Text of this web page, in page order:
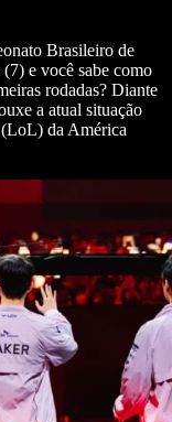
Brasileiro de
e você sabe como
rodadas? Diante
a atual situação
da América